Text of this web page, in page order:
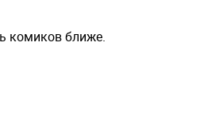
комиков ближе.